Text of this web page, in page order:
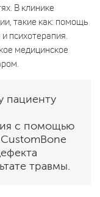
В клинике
такие как: помощь
психотерапия.
медицинское
пациенту
с помощью
травмы.